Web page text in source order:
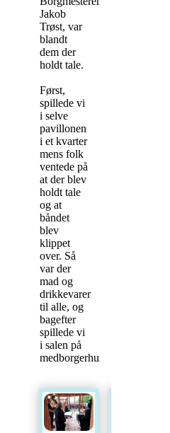
Jakob
Trøst, var
blandt
dem der
holdt tale.
Først,
spillede vi
i selve
pavillonen
i et kvarter
mens folk
ventede på
at der blev
holdt tale
og at
båndet
blev
klippet
over. Så
var der
mad og
drikkevarer
til alle, og
bagefter
spillede vi
i salen på
medborgerhuset.